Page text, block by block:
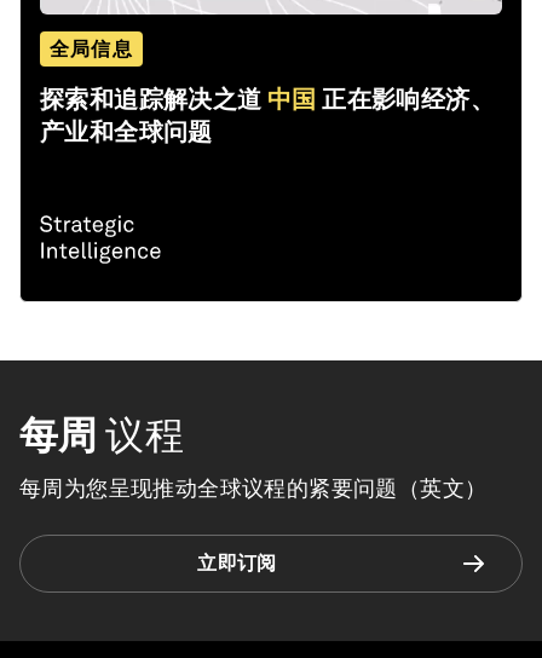
全局信息
探索和追踪解决之道 中国 正在影响经济、
产业和全球问题
每周 议程
每周为您呈现推动全球议程的紧要问题（英文）
立即订阅